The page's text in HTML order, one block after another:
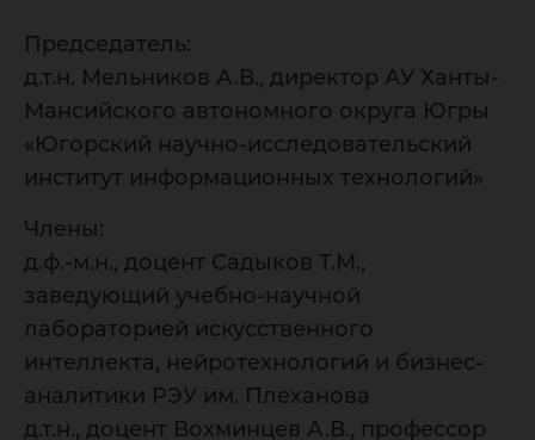
Председатель:
д.т.н. Мельников А.В., директор АУ Ханты-
Мансийского автономного округа Югры
«Югорский научно-исследовательский
институт информационных технологий»
Члены:
д.ф.-м.н., доцент Садыков Т.М.,
заведующий учебно-научной
лабораторией искусственного
интеллекта, нейротехнологий и бизнес-
аналитики РЭУ им. Плеханова
д.т.н., доцент Вохминцев А.В., профессор